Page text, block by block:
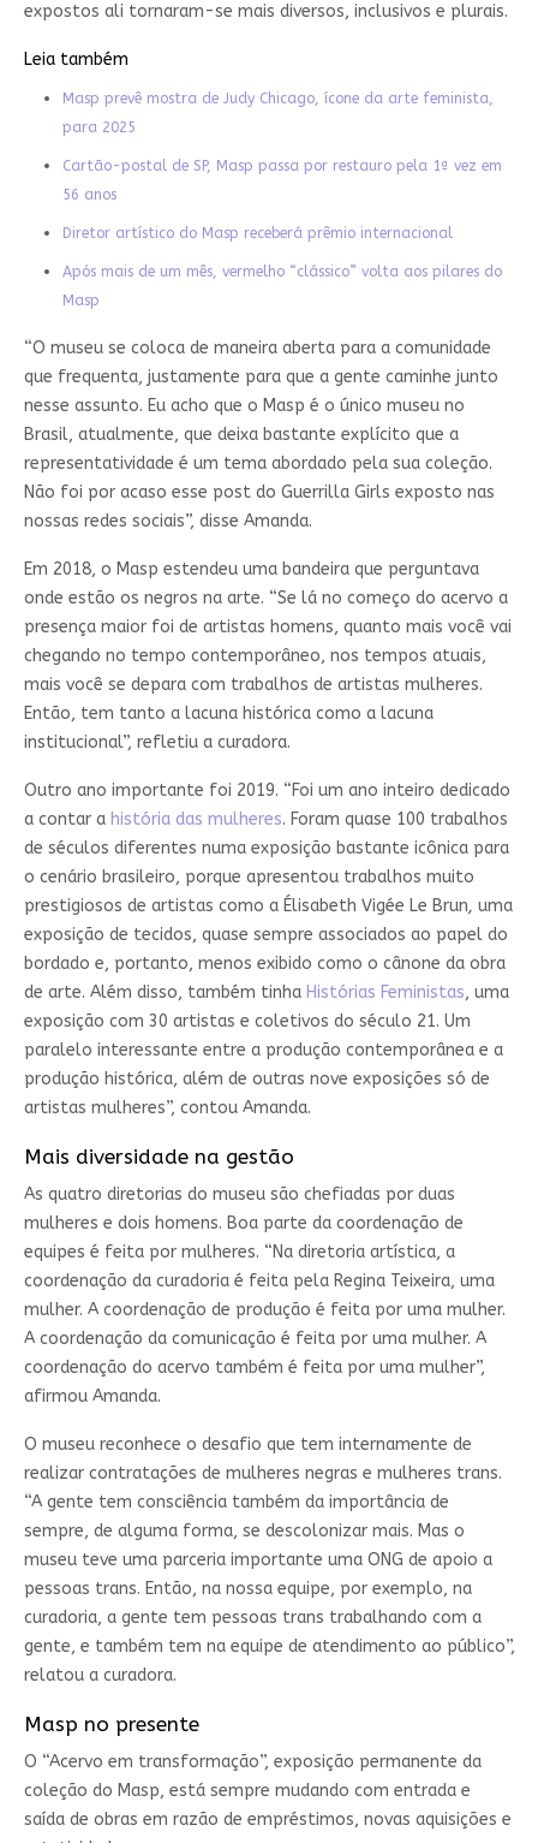
expostos ali tornaram-se mais diversos, inclusivos e plurais.
Leia também
Masp prevê mostra de Judy Chicago, ícone da arte feminista,
para 2025
Cartão-postal de SP, Masp passa por restauro pela 1ª vez em
56 anos
Diretor artístico do Masp receberá prêmio internacional
Após mais de um mês, vermelho “clássico” volta aos pilares do
Masp
“O museu se coloca de maneira aberta para a comunidade
que frequenta, justamente para que a gente caminhe junto
nesse assunto. Eu acho que o Masp é o único museu no
Brasil, atualmente, que deixa bastante explícito que a
representatividade é um tema abordado pela sua coleção.
Não foi por acaso esse post do Guerrilla Girls exposto nas
nossas redes sociais”, disse Amanda.
Em 2018, o Masp estendeu uma bandeira que perguntava
onde estão os negros na arte. “Se lá no começo do acervo a
presença maior foi de artistas homens, quanto mais você vai
chegando no tempo contemporâneo, nos tempos atuais,
mais você se depara com trabalhos de artistas mulheres.
Então, tem tanto a lacuna histórica como a lacuna
institucional”, refletiu a curadora.
Outro ano importante foi 2019. “Foi um ano inteiro dedicado
a contar a história das mulheres. Foram quase 100 trabalhos
de séculos diferentes numa exposição bastante icônica para
o cenário brasileiro, porque apresentou trabalhos muito
prestigiosos de artistas como a Élisabeth Vigée Le Brun, uma
exposição de tecidos, quase sempre associados ao papel do
bordado e, portanto, menos exibido como o cânone da obra
de arte. Além disso, também tinha Histórias Feministas, uma
exposição com 30 artistas e coletivos do século 21. Um
paralelo interessante entre a produção contemporânea e a
produção histórica, além de outras nove exposições só de
artistas mulheres”, contou Amanda.
Mais diversidade na gestão
As quatro diretorias do museu são chefiadas por duas
mulheres e dois homens. Boa parte da coordenação de
equipes é feita por mulheres. “Na diretoria artística, a
coordenação da curadoria é feita pela Regina Teixeira, uma
mulher. A coordenação de produção é feita por uma mulher.
A coordenação da comunicação é feita por uma mulher. A
coordenação do acervo também é feita por uma mulher”,
afirmou Amanda.
O museu reconhece o desafio que tem internamente de
realizar contratações de mulheres negras e mulheres trans.
“A gente tem consciência também da importância de
sempre, de alguma forma, se descolonizar mais. Mas o
museu teve uma parceria importante uma ONG de apoio a
pessoas trans. Então, na nossa equipe, por exemplo, na
curadoria, a gente tem pessoas trans trabalhando com a
gente, e também tem na equipe de atendimento ao público”,
relatou a curadora.
Masp no presente
O “Acervo em transformação”, exposição permanente da
coleção do Masp, está sempre mudando com entrada e
saída de obras em razão de empréstimos, novas aquisições e